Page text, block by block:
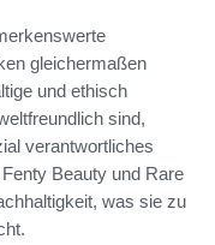
gleichermaßen
und ethisch
sind,
verantwortliches
Beauty und Rare
was sie zu